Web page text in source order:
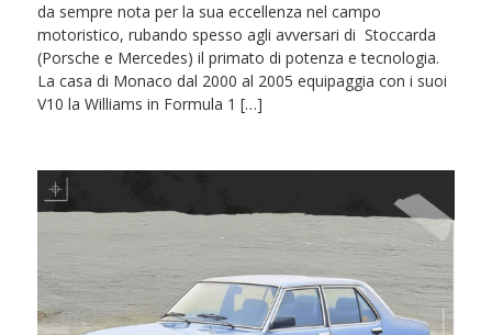
da sempre nota per la sua eccellenza nel campo
motoristico, rubando spesso agli avversari di Stoccarda
(Porsche e Mercedes) il primato di potenza e tecnologia.
La casa di Monaco dal 2000 al 2005 equipaggia con i suoi
V10 la Williams in Formula 1 […]